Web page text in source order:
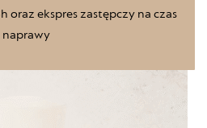
oraz ekspres zastępczy na czas
naprawy